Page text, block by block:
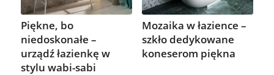
Piękne, bo
niedoskonałe –
urządź łazienkę w
stylu wabi-sabi
Mozaika w łazience –
szkło dedykowane
koneserom piękna